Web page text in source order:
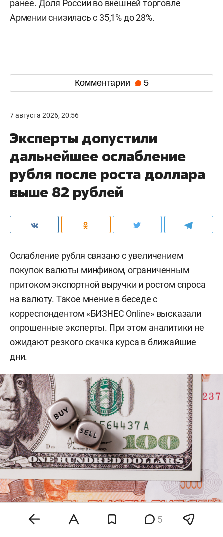
ранее. Доля России во внешней торговле
Армении снизилась с 35,1% до 28%.
Комментарии 5
7 августа 2026, 20:56
Эксперты допустили
дальнейшее ослабление
рубля после роста доллара
выше 82 рублей
Ослабление рубля связано с увеличением
покупок валюты минфином, ограниченным
притоком экспортной выручки и ростом спроса
на валюту. Такое мнение в беседе с
корреспондентом «БИЗНЕС Online» высказали
опрошенные эксперты. При этом аналитики не
ожидают резкого скачка курса в ближайшие
дни.
5